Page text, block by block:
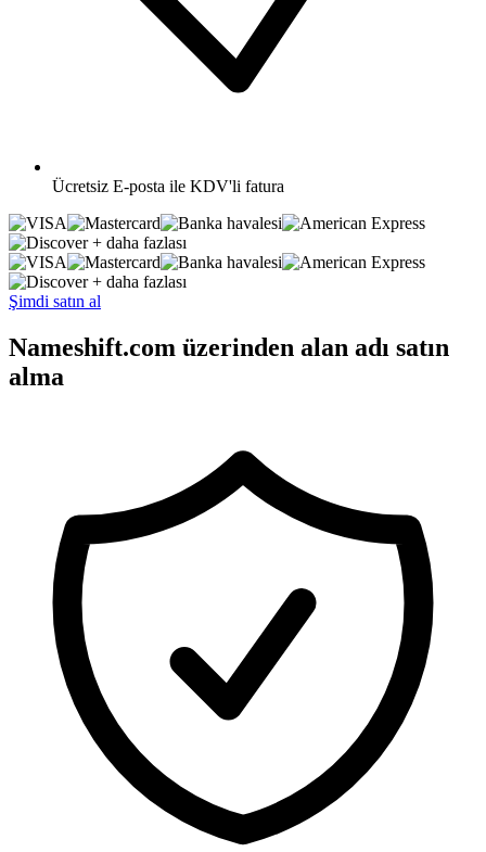
Ücretsiz E-posta ile KDV'li fatura
+ daha fazlası
+ daha fazlası
Şimdi satın al
Nameshift.com üzerinden alan adı satın
alma